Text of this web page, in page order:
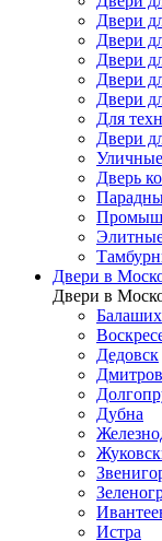
Двери
Двери
Двери
Двери
Двери
Для
Двери
Уличные
Дверь
Двери в
Двери в
Дедовск
Дмитров
Дубна
Истра